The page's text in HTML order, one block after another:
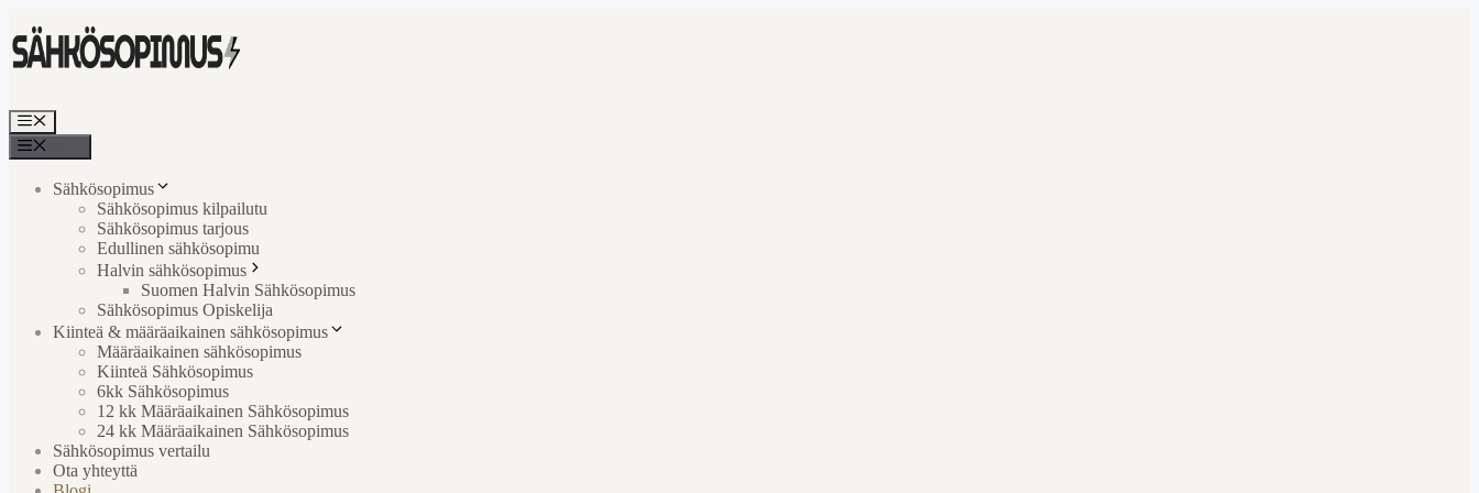
to
content
Menu
Sähkösopimus
Sähkösopimus kilpailutu
Sähkösopimus tarjous
Edullinen sähkösopimu
Halvin sähkösopimus
Suomen Halvin Sähkösopimus
Sähkösopimus Opiskelija
Kiinteä & määräaikainen sähkösopimus
Määräaikainen sähkösopimus
Kiinteä Sähkösopimus
6kk Sähkösopimus
12 kk Määräaikainen Sähkösopimus
24 kk Määräaikainen Sähkösopimus
Sähkösopimus vertailu
Ota yhteyttä